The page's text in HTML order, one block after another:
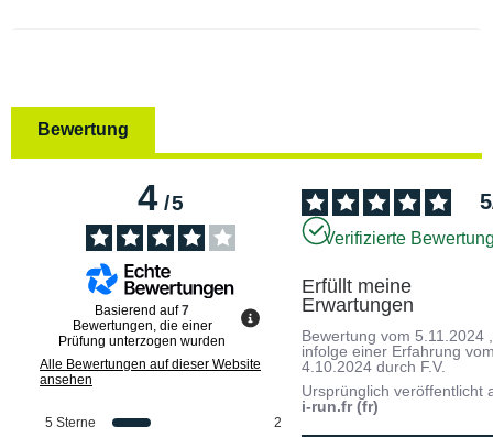
Bewertung
4/5
Basierend auf7
Bewertungen, die einer
Prüfung unterzogen wurden
Alle Bewertungen auf dieser Website
ansehen
5 Sterne
2
5
Verifizierte
Erfüllt meine
Erwartungen
Bewertung vom 5.11.2024
infolge einer Erfahrung
4.10.2024 durch F.V.
Ursprünglich veröffentlicht
i-run.fr (fr)